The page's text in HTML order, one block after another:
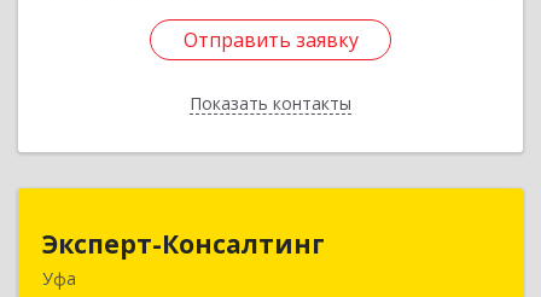
Отправить заявку
Показать контакты
Отправить заявку
Назад
Эксперт-Консалтинг
Уфа
450059, Башкортостан Респ, Уфимский р-н, Уфа